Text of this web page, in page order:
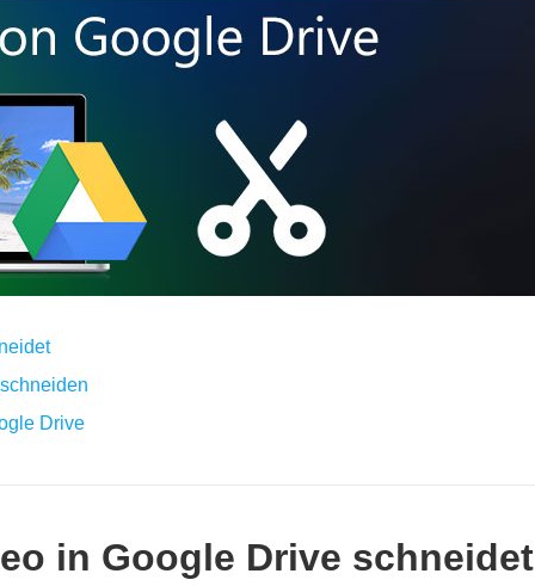
Drive
in Google Drive schneidet